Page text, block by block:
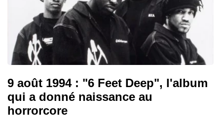
9 août 1994 : "6 Feet Deep", l'album
qui a donné naissance au
horrorcore